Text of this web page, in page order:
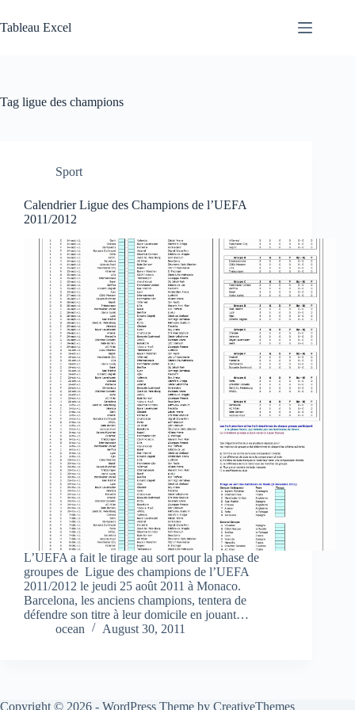
to
content
Tableau Excel
Tag ligue des champions
Sport
Calendrier Ligue des Champions de l’UEFA
2011/2012
L’UEFA a fait le tirage au sort pour la phase de
groupes de Ligue des champions de l’UEFA
2011/2012 le jeudi 25 août 2011 à Monaco.
Barcelona, les anciens champions, tentera de
défendre son titre à leur domicile en jouant…
ocean
August 30, 2011
Copyright © 2026 - WordPress Theme by CreativeThemes